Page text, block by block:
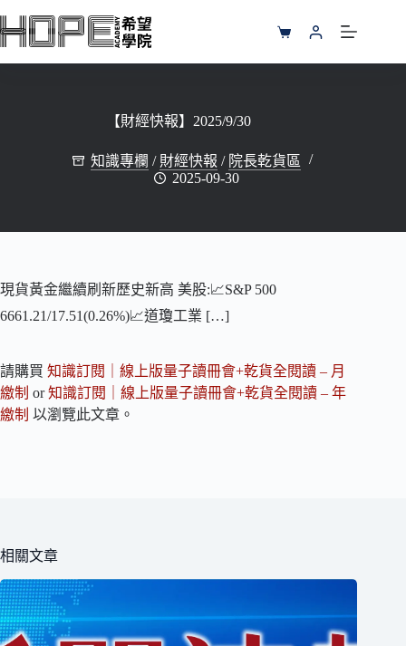
至
購
物
【財經快報】2025/9/30
知識專欄 / 財經快報 / 院長乾貨區
2025-09-30
現貨黃金繼續刷新歷史新高 美股:📈S&P 500
6661.21/17.51(0.26%)📈道瓊工業 […]
請購買 知識訂閱｜線上版量子讀冊會+乾貨全閱讀 – 月
繳制 or知識訂閱｜線上版量子讀冊會+乾貨全閱讀 – 年
繳制 以瀏覽此文章。
相關文章